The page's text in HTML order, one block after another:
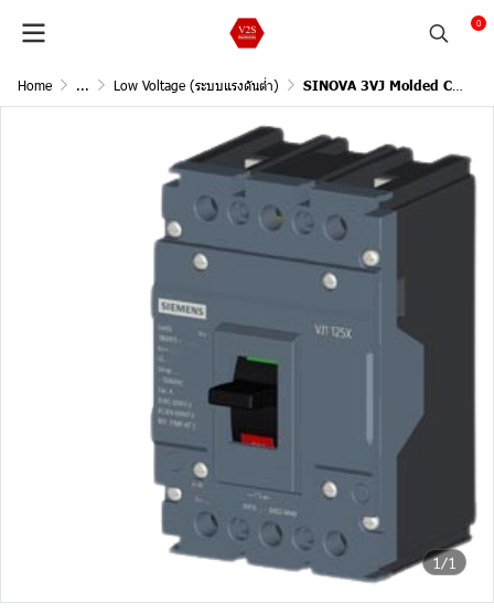
0
Home ... Low Voltage (ระบบแรงดันต่ำ) SINOVA 3VJ Molded Case Circuit Breakers / 2Pole, 18kA@415V AC, 50/60Hz (Current In 125A)
1/1